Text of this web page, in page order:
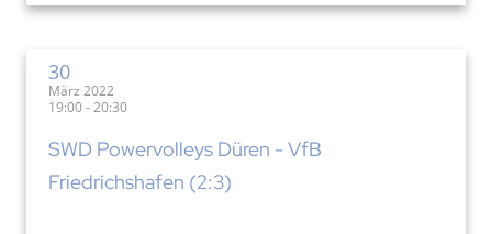
30
März 2022
19:00 - 20:30
SWD Powervolleys Düren - VfB
Friedrichshafen (2:3)